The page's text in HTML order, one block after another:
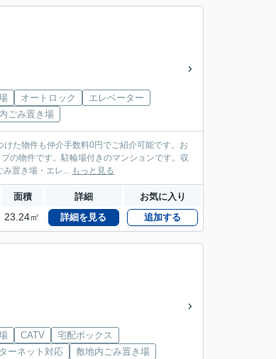
オートロック
エレベーター
ごみ置き場
た物件も仲介手数料0円でご紹介可能です。お
の物件です。駐輪場付きのマンションです。収
置き場・エレ... もっと見る
面積 詳細 お気に入り
23.24㎡ 詳細を見る 追加する
CATV
宅配ボックス
ーネット対応
敷地内ごみ置き場